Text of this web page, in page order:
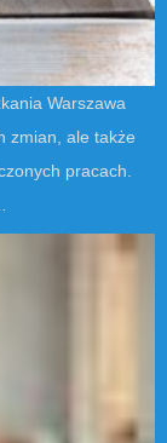
Warszawa
zmian, ale także
pracach.